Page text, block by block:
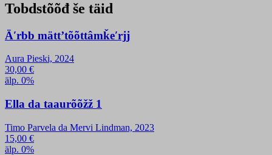
Tobdstõõđ še täid
Äʹrbb mättʼtõõttâmǩeʹrjj
Aura Pieski, 2024
30,00 €
älp. 0%
Ella da taaurõõžž 1
Timo Parvela da Mervi Lindman, 2023
15,00 €
älp. 0%